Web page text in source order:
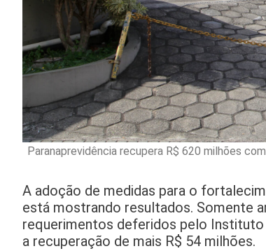
Paranaprevidência recupera R$ 620 milhões
A adoção de medidas para o
está mostrando resultados. Somente
requerimentos deferidos pelo Instituto
a recuperação de mais R$ 54 milhões.